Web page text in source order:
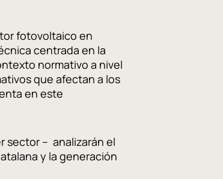
fotovoltaico en
centrada en la
normativo a nivel
que afectan a los
en este
sector – analizarán el
y la generación